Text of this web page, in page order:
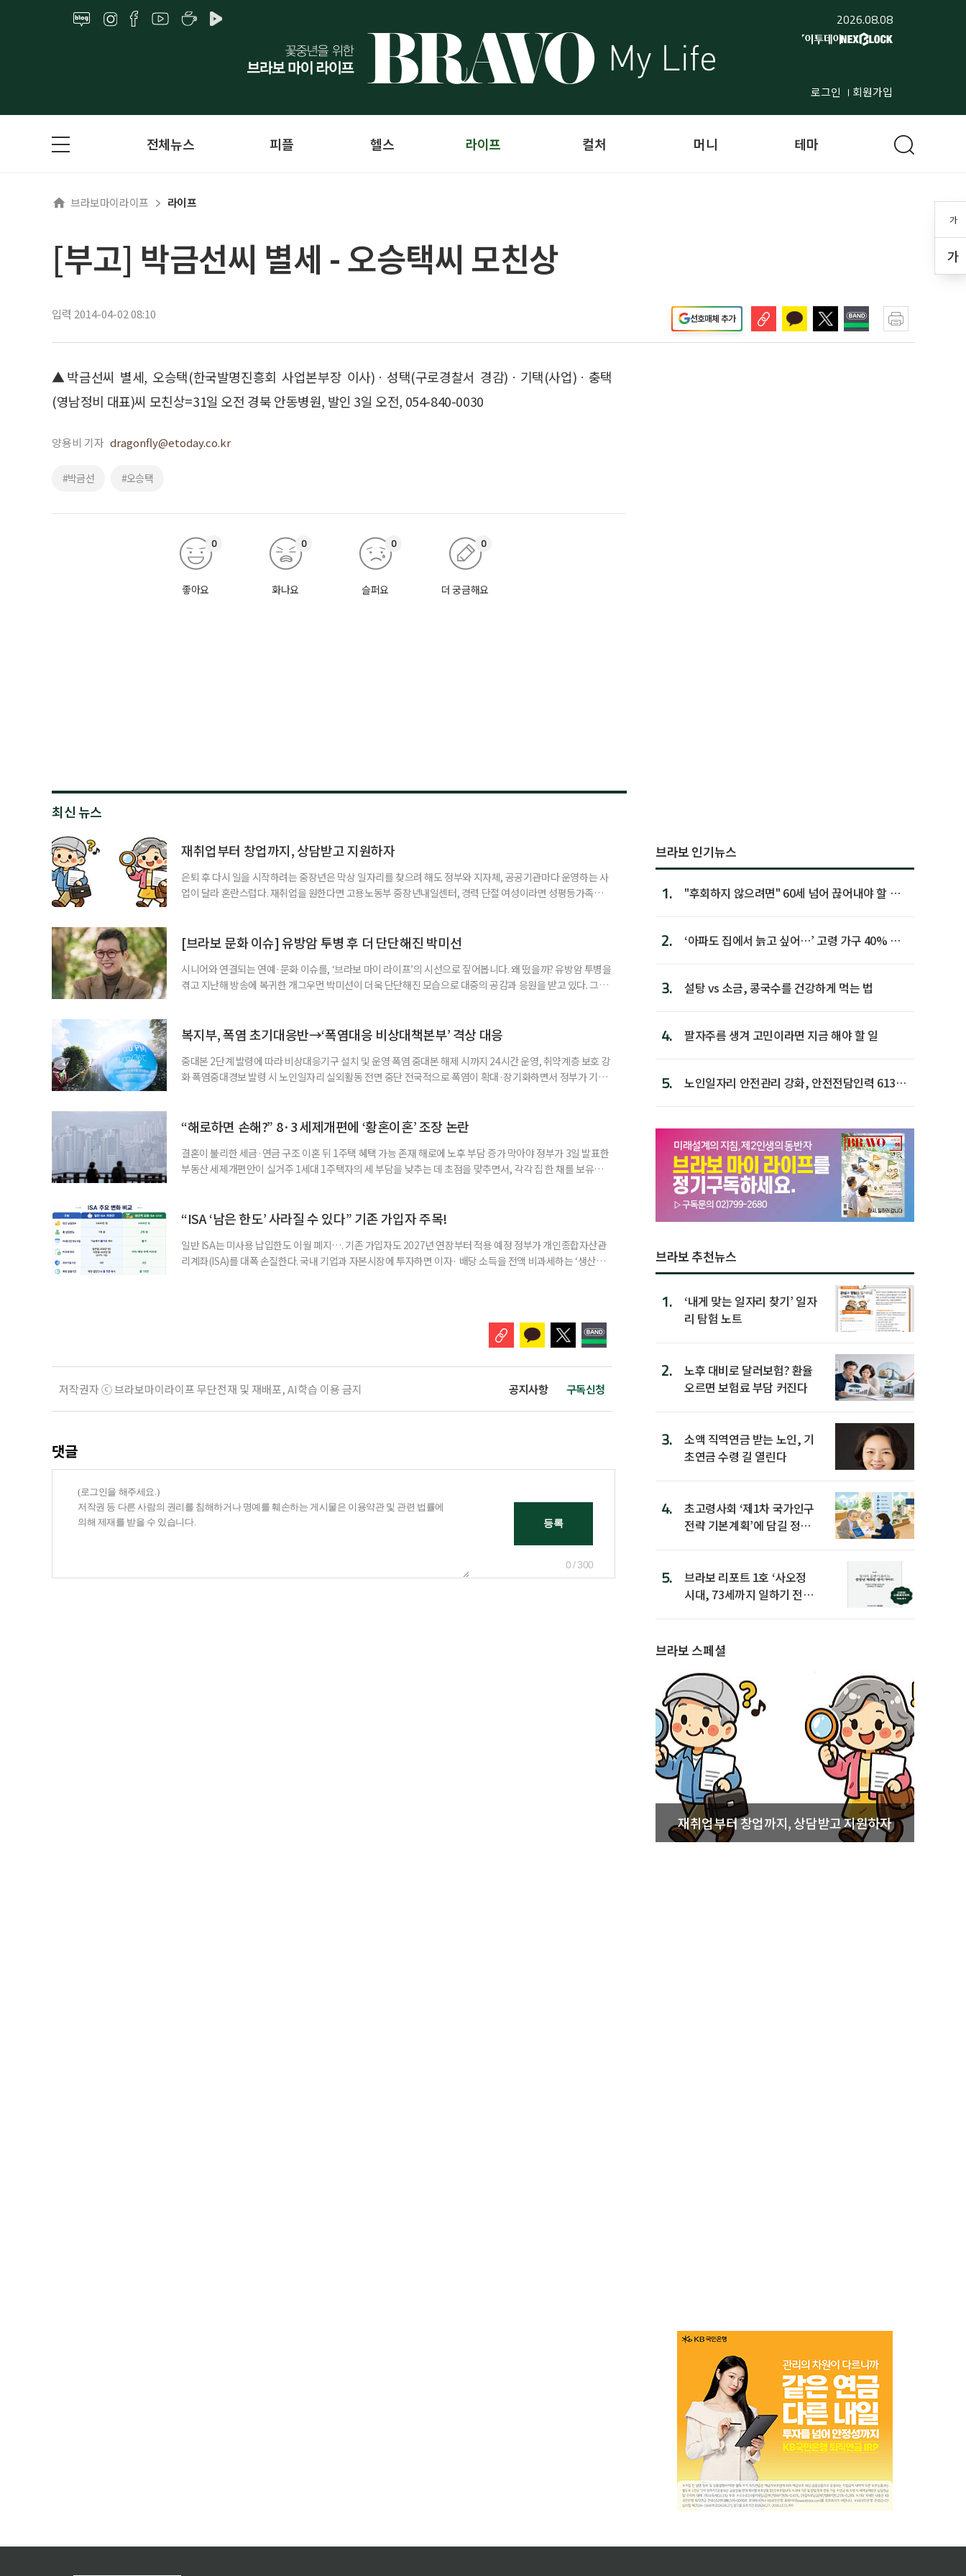
2026.08.08
로그인 회원가입
가
가
전체뉴스 피플 헬스 라이프 컬처 머니 테마
브라보마이라이프 라이프
[부고] 박금선씨 별세 - 오승택씨 모친상
입력 2014-04-02 08:10 선호매체 추가
▲박금선씨 별세, 오승택(한국발명진흥회 사업본부장 이사)ㆍ성택(구로경찰서 경감)ㆍ기택(사업)ㆍ충택
(영남정비 대표)씨 모친상=31일 오전 경북 안동병원, 발인 3일 오전, 054-840-0030
양용비 기자 dragonfly@etoday.co.kr
#박금선 #오승택
좋아요
0
화나요
0
슬퍼요
0
더 궁금해요
0
최신 뉴스
재취업부터 창업까지, 상담받고 지원하자
은퇴 후 다시 일을 시작하려는 중장년은 막상 일자리를 찾으려 해도 정부와 지자체, 공공기관마다 운영하는 사
업이 달라 혼란스럽다. 재취업을 원한다면 고용노동부 중장년내일센터, 경력 단절 여성이라면 성평등가족부
준비부터 구직 수당까지 고용노동부 국민취업지원제도 구직활동이 쉽지 않은 사람을 위한 제도다. 개인별 취
업 지원 계획을 세
[브라보 문화 이슈] 유방암 투병 후 더 단단해진 박미선
시니어와 연결되는 연예·문화 이슈를, ‘브라보 마이 라이프’의 시선으로 짚어봅니다. 왜 떴을까? 유방암 투병을
겪고 지난해 방송에 복귀한 개그우먼 박미선이 더욱 단단해진 모습으로 대중의 공감과 응원을 받고 있다. 그러
까. 오랜 방송 생활 뒤 전해진 투병 소식 박미선은 재치 있는 말솜씨와 공감 능력으로
복지부, 폭염 초기대응반→‘폭염대응 비상대책본부’ 격상 대응
중대본 2단계 발령에 따라 비상대응기구 설치 및 운영 폭염 중대본 해제 시까지 24시간 운영, 취약계층 보호 강
화 폭염중대경보 발령 시 노인일자리 실외활동 전면 중단 전국적으로 폭염이 확대·장기화하면서 정부가 기존
책본부(중대본) 2단계(심각)가 발령된 이후에도 폭염이 전국적으로 확대되고 장기화한 데 따른 것이다. 기존에
“해로하면 손해?” 8·3 세제개편에 ‘황혼이혼’ 조장 논란
결혼이 불리한 세금·연금 구조 이혼 뒤 1주택 혜택 가능 존재 해로에 노후 부담 증가 막아야 정부가 3일 발표한
부동산 세제개편안이 실거주 1세대 1주택자의 세 부담을 낮추는 데 초점을 맞추면서, 각각 집 한 채를 보유한
부가 각자 집 한 채씩을 보유하면 한 세대가 두 채를 가진 것으로 보지만, 실제 이혼해 주거와 생계를 분
“ISA ‘남은 한도’ 사라질 수 있다” 기존 가입자 주목!
일반 ISA는 미사용 납입한도 이월 폐지…. 기존 가입자도 2027년 연장부터 적용 예정 정부가 개인종합자산관
리계좌(ISA)를 대폭 손질한다. 국내 기업과 자본시장에 투자하면 이자· 배당 소득을 전액 비과세하는 ‘생산적
저작권자 ⓒ 브라보마이라이프 무단전재 및 재배포, AI학습 이용 금지 공지사항 구독신청
댓글
0 / 300
브라보 인기뉴스
1.
"후회하지 않으려면" 60세 넘어 끊어내야 할 사
2.
‘아파도 집에서 늙고 싶어…’ 고령 가구 40% 노
3. 설탕 vs 소금, 콩국수를 건강하게 먹는 법
4. 팔자주름 생겨 고민이라면 지금 해야 할 일
5.
노인일자리 안전관리 강화, 안전전담인력 613명
브라보 추천뉴스
1.
‘내게 맞는 일자리 찾기’ 일자
리 탐험 노트
2.
노후 대비로 달러보험? 환율
오르면 보험료 부담 커진다
3.
소액 직역연금 받는 노인, 기
초연금 수령 길 열린다
4.
초고령사회 ‘제1차 국가인구
전략 기본계획’에 담길 정책
5.
브라보 리포트 1호 ‘사오정
시대, 73세까지 일하기 전략’
브라보 스페셜
재취업부터 창업까지, 상담받고 지원하자